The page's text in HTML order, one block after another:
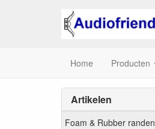
Home Producten
Artikelen
Foam & Rubber randen